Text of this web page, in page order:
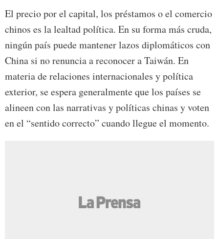
El precio por el capital, los préstamos o el comercio
chinos es la lealtad política. En su forma más cruda,
ningún país puede mantener lazos diplomáticos con
China si no renuncia a reconocer a Taiwán. En
materia de relaciones internacionales y política
exterior, se espera generalmente que los países se
alineen con las narrativas y políticas chinas y voten
en el “sentido correcto” cuando llegue el momento.